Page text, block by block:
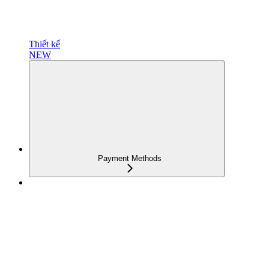
Thiết kế
NEW
Payment Methods